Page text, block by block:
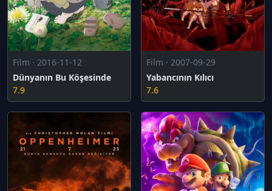
Film · 2016-11-12
Dünyanın Bu Köşesinde
7.9
Film · 2007-09-29
Yabancının Kılıcı
7.6